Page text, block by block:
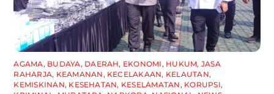
AGAMA, BUDAYA, DAERAH, EKONOMI , HUKUM, JASA
RAHARJA, KEAMANAN , KECELAKAAN, KELAUTAN,
KEMISKINAN, KESEHATAN, KESELAMATAN , KORUPSI,